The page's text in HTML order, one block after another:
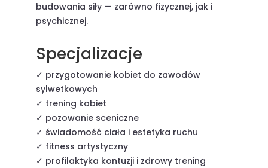
budowania siły — zarówno fizycznej, jak i
psychicznej.
Specjalizacje
✓ przygotowanie kobiet do zawodów
sylwetkowych
✓ trening kobiet
✓ pozowanie sceniczne
✓ świadomość ciała i estetyka ruchu
✓ fitness artystyczny
✓ profilaktyka kontuzji i zdrowy trening